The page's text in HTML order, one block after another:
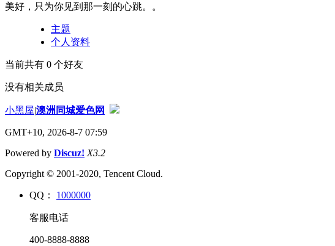
美好，只为你见到那一刻的心跳。。
主题
个人资料
当前共有 0 个好友
没有相关成员
小黑屋|澳洲同城爱色网
GMT+10, 2026-8-7 07:59
Powered by Discuz! X3.2
Copyright © 2001-2020, Tencent Cloud.
QQ： 1000000
客服电话
400-8888-8888